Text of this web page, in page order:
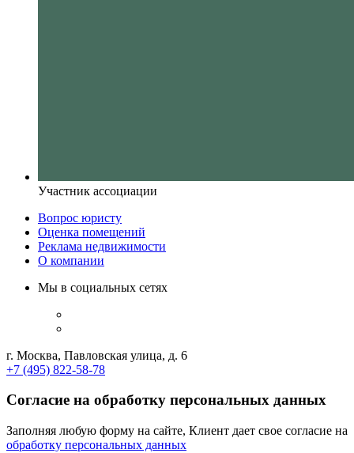
Участник ассоциации
Вопрос юристу
Оценка помещений
Реклама недвижимости
О компании
Мы в социальных сетях
г. Москва, Павловская улица, д. 6
+7 (495) 822-58-78
Согласие на обработку персональных данных
Заполняя любую форму на сайте, Клиент дает свое согласие на
обработку персональных данных